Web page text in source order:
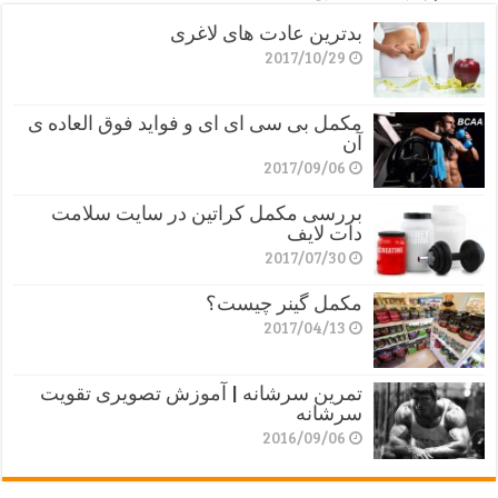
بدترین عادت های لاغری
2017/10/29
مکمل بی سی ای ای و فواید فوق العاده ی
آن
2017/09/06
بررسی مکمل کراتین در سایت سلامت
دات لایف
2017/07/30
مکمل گینر چیست؟
2017/04/13
تمرین سرشانه | آموزش تصویری تقویت
سرشانه
2016/09/06